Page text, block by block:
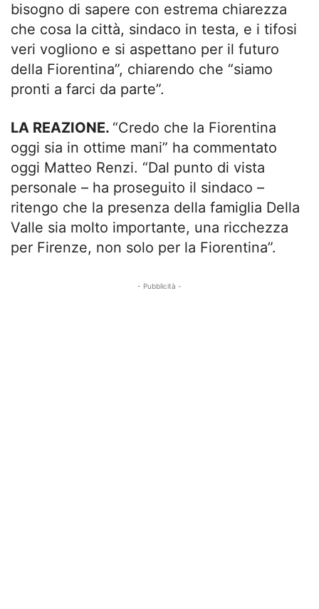
bisogno di sapere con estrema chiarezza
che cosa la città, sindaco in testa, e i tifosi
veri vogliono e si aspettano per il futuro
della Fiorentina”, chiarendo che “siamo
pronti a farci da parte”.
LA REAZIONE. “Credo che la Fiorentina
oggi sia in ottime mani” ha commentato
oggi Matteo Renzi. “Dal punto di vista
personale – ha proseguito il sindaco –
ritengo che la presenza della famiglia Della
Valle sia molto importante, una ricchezza
per Firenze, non solo per la Fiorentina”.
- Pubblicità -